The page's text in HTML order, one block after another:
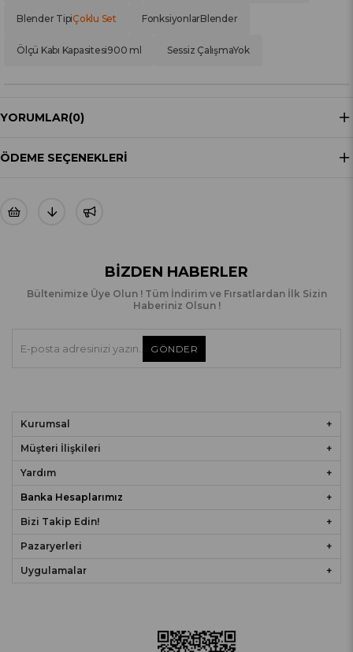
Blender TipiÇoklu Set FonksiyonlarBlender
Ölçü Kabı Kapasitesi900 ml Sessiz ÇalışmaYok
YORUMLAR(0)
ÖDEME SEÇENEKLERI
BIZDEN HABERLER
Bültenimize Üye Olun ! Tüm İndirim ve Fırsatlardan İlk Sizin
Haberiniz Olsun !
GÖNDER
Kurumsal
Müşteri İlişkileri
Yardım
Banka Hesaplarımız
Bizi Takip Edin!
Pazaryerleri
Uygulamalar